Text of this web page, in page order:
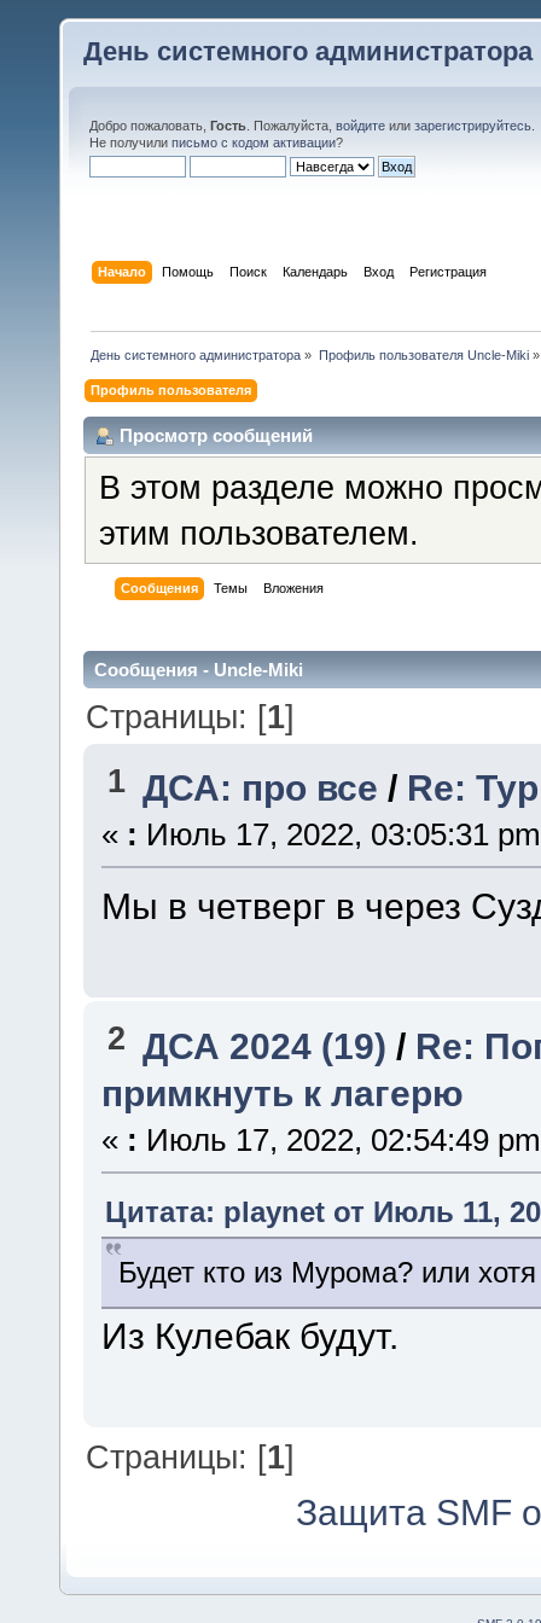
День системного администратора
Добро пожаловать, Гость . Пожалуйста, войдите или зарегистрируйтесь
Не получили письмо с кодом активации?
Начало Помощь Поиск Календарь Вход Регистрация
День системного администратора » Профиль пользователя Uncle-Miki»
Профиль пользователя
Просмотр сообщений
В этом разделе можно
этим пользователем.
Сообщения Темы Вложения
Сообщения - Uncle-Miki
Страницы: [1]
1 ДСА: про все / Re:
« : Июль 17, 2022, 03:05:31
Мы в четверг в через
2 ДСА 2024 (19) / Re:
примкнуть к лагерю
« : Июль 17, 2022, 02:54:49
Цитата: playnet от Июль 11,
Будет кто из Мурома? или
Из Кулебак будут.
Страницы: [1]
Защита SMF